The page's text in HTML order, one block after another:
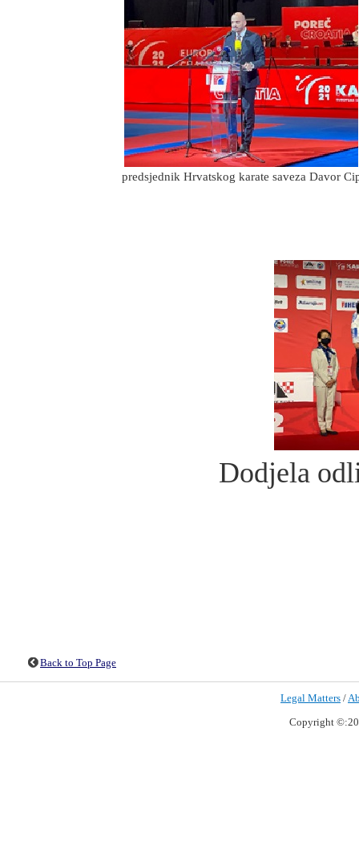
predsjednik Hrvatskog karate saveza Davor
Dodjela
Back to Top Page
Legal Matters /
Copyright